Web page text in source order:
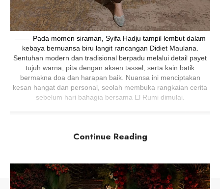
Pada momen siraman, Syifa Hadju tampil lembut dalam
kebaya bernuansa biru langit rancangan Didiet Maulana.
Sentuhan modern dan tradisional berpadu melalui detail payet
tujuh warna, pita dengan aksen tassel, serta kain batik
bermakna doa dan harapan baik. Nuansa ini menciptakan
kesan hangat dan personal, seolah membuka rangkaian cerita
sebelum hari bahagia bersama El Rumi dimulai.
Continue Reading